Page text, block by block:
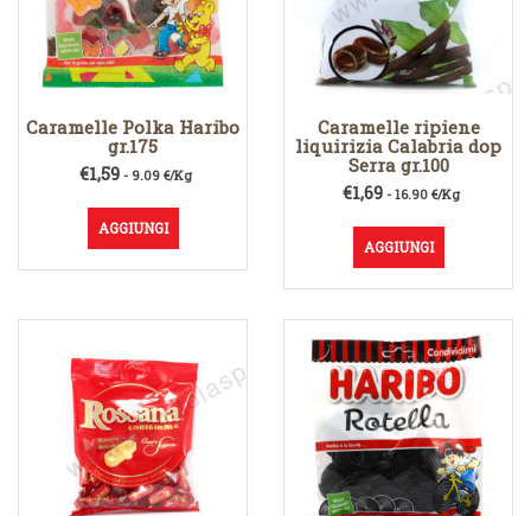
Caramelle Polka Haribo
gr.175
€1,59 - 9.09 €/Kg
AGGIUNGI
Caramelle ripiene
liquirizia Calabria dop
Serra gr.100
€1,69 - 16.90 €/Kg
AGGIUNGI